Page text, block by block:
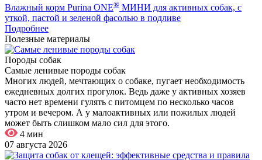
Влажный корм Purina ONE® МИНИ для активных собак, с
уткой, пастой и зеленой фасолью в подливе
Подробнее
Полезные материалы
Породы собак
Самые ленивые породы собак
Многих людей, мечтающих о собаке, пугает необходимость
ежедневных долгих прогулок. Ведь даже у активных хозяев
часто нет времени гулять с питомцем по несколько часов
утром и вечером. А у малоактивных или пожилых людей
может быть слишком мало сил для этого.
4 мин
07 августа 2026